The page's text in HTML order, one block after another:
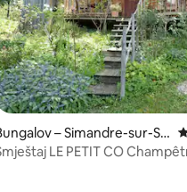
4,96/5, recenzija: 162
– Simandre-sur-Su
LE PETIT CO